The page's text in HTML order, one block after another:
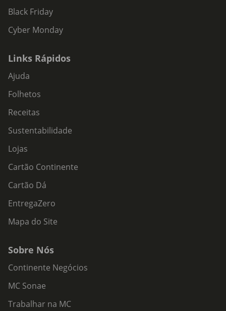
Black Friday
Cyber Monday
Links Rápidos
Ajuda
Folhetos
Receitas
Sustentabilidade
Lojas
Cartão Continente
Cartão Dá
EntregaZero
Mapa do Site
Sobre Nós
Continente Negócios
MC Sonae
Trabalhar na MC